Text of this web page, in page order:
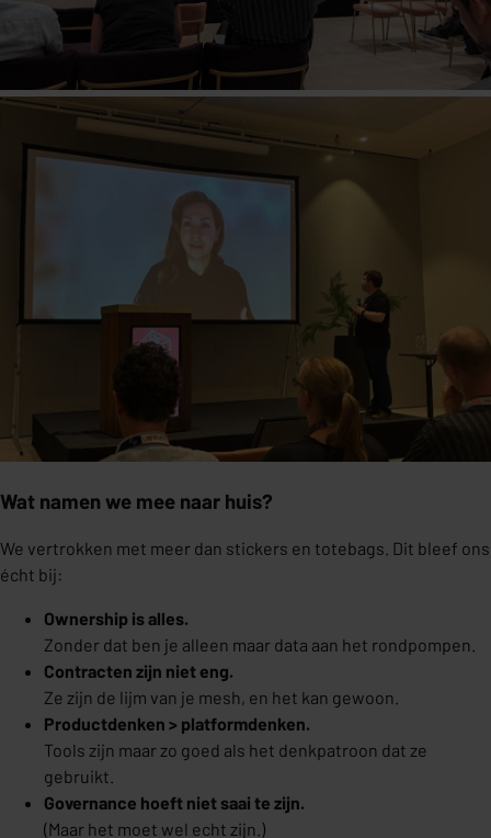
Wat namen we mee naar huis?
We vertrokken met meer dan stickers en totebags. Dit bleef ons
écht bij:
Ownership is alles.
Zonder dat ben je alleen maar data aan het rondpompen.
Contracten zijn niet eng.
Ze zijn de lijm van je mesh, en het kan gewoon.
Productdenken > platformdenken.
Tools zijn maar zo goed als het denkpatroon dat ze
gebruikt.
Governance hoeft niet saai te zijn.
(Maar het moet wel echt zijn.)